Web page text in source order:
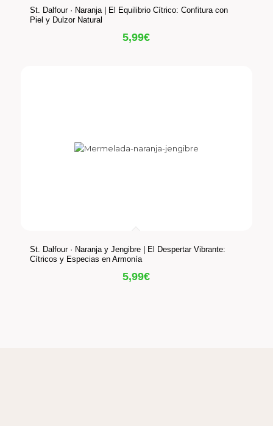
St. Dalfour · Naranja | El Equilibrio Cítrico: Confitura con
Piel y Dulzor Natural
5,99€
St. Dalfour · Naranja y Jengibre | El Despertar Vibrante:
Cítricos y Especias en Armonía
5,99€